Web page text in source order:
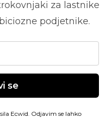
za lastnike
podjetnike.
se
Ecwid. Odjavim se lahko